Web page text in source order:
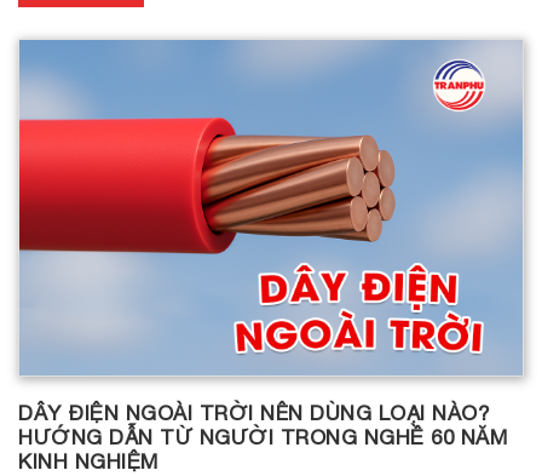
DÂY ĐIỆN NGOÀI TRỜI NÊN DÙNG LOẠI NÀO?
HƯỚNG DẪN TỪ NGƯỜI TRONG NGHỀ 60 NĂM
KINH NGHIỆM